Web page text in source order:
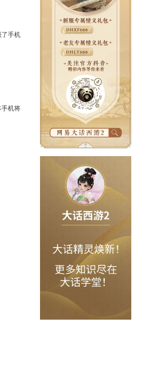
本即将登场。
上，3.0版本进一步加强了手机
间将会很长。
方便。目前只有3.0版本手机将